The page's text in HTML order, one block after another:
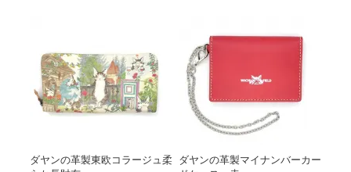
ダヤンの革製東欧コラージュ柔
ダヤンの革製マイナンバーカー